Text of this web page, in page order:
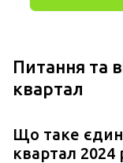
Питання та
квартал
Що таке
квартал 2024